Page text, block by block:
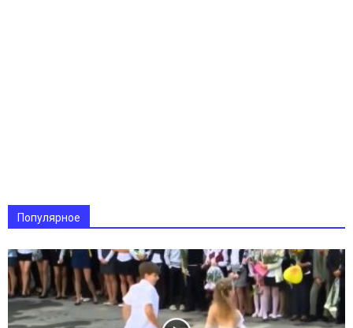
Популярное